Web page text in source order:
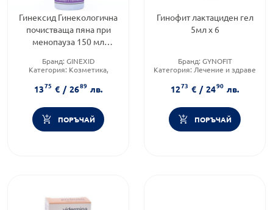
Гинексид Гинекологична
почистваща пяна при
менопауза 150 мл
Бранд: GINEXID
Категория: Козметика,
Форма на продукта:пяна
1375 € / 2689 лв.
ПОРЪЧАЙ
Гинофит лактациден гел
5мл х 6
Бранд: GYNOFIT
Категория: Лечение и здраве
1273 € / 2490 лв.
ПОРЪЧАЙ